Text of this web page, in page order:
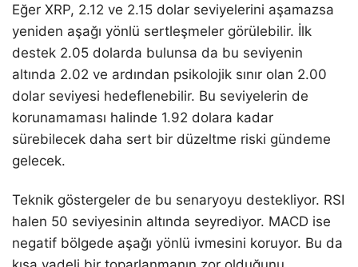
Eğer XRP, 2.12 ve 2.15 dolar seviyelerini aşamazsa
yeniden aşağı yönlü sertleşmeler görülebilir. İlk
destek 2.05 dolarda bulunsa da bu seviyenin
altında 2.02 ve ardından psikolojik sınır olan 2.00
dolar seviyesi hedeflenebilir. Bu seviyelerin de
korunamaması halinde 1.92 dolara kadar
sürebilecek daha sert bir düzeltme riski gündeme
gelecek.
Teknik göstergeler de bu senaryoyu destekliyor. RSI
halen 50 seviyesinin altında seyrediyor. MACD ise
negatif bölgede aşağı yönlü ivmesini koruyor. Bu da